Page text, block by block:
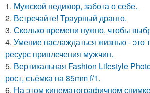
1. Мужской педикюр, забота о себе.
2. Встречайте! Траурный дранго.
3. Сколько времени нужно, чтобы
4. Умение наслаждаться жизнью - это
ресурс привлечения мужчин.
5. Вертикальная Fashion Lifestyle
рост, съёмка на 85mm f/1.
6. На этом кинематографичном